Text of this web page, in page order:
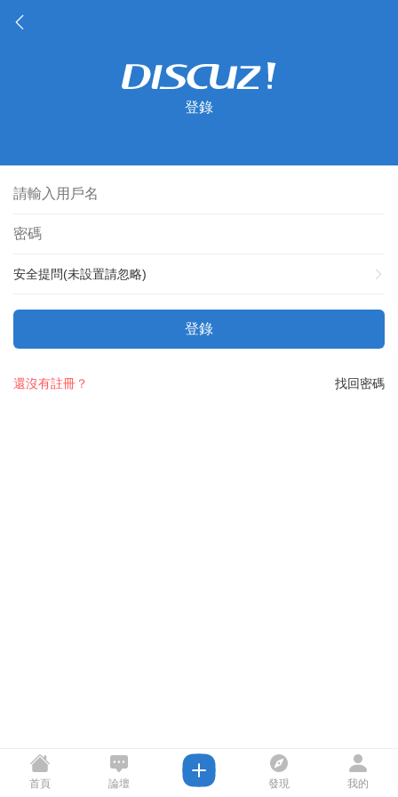
登錄
安全提問(未設置請忽略)
登錄
找回密碼
還沒有註冊？
首頁 論壇 發現 我的